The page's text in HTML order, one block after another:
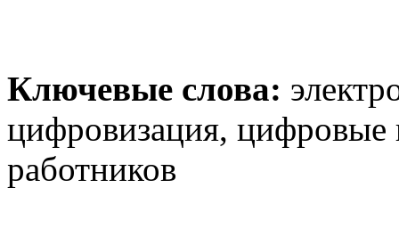
Ключевые слова:
цифровизация,
работников